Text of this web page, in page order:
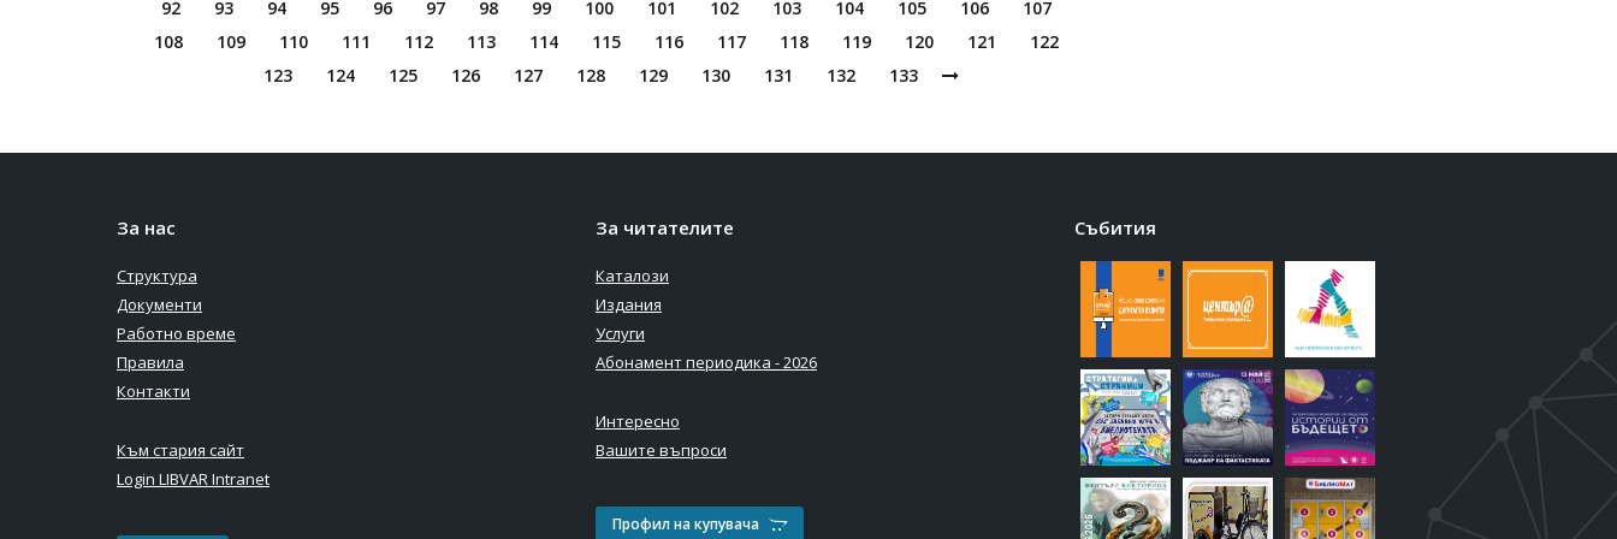
92 93 94 95 96 97 98 99 100 101 102 103 104 105 106
107
108
109 110 111 112 113 114 115 116 117 118 119 120 121
122
123
124 125 126 127 128 129 130 131 132 133
За нас
Структура
Документи
Работно време
Правила
Контакти
Към стария сайт
Login LIBVAR Intranet
За читателите
Каталози
Издания
Услуги
Абонамент периодика - 2026
Интересно
Вашите въпроси
Профил на купувача
Събития